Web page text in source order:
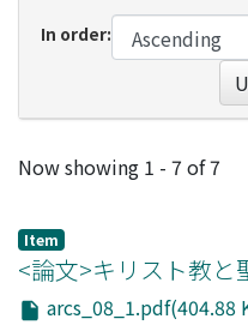
In order:
Recent
Now showing 1 - 7 of 7
Item
<論文>キリスト教と
arcs_08_1.pdf(404.88